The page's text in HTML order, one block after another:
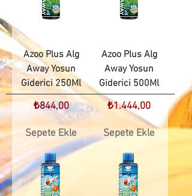
Azoo Plus Alg
Away Yosun
Giderici 250Ml
Fiyat
₺844,00
Sepete Ekle
Azoo Plus Alg
Away Yosun
Giderici 500Ml
Fiyat
₺1.444,00
Sepete Ekle